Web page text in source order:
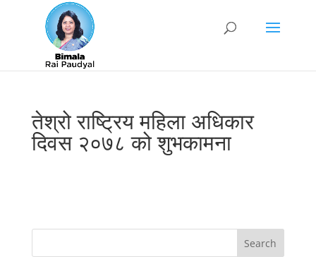
तेश्रो राष्ट्रिय महिला अधिकार
दिवस २०७८ को शुभकामना